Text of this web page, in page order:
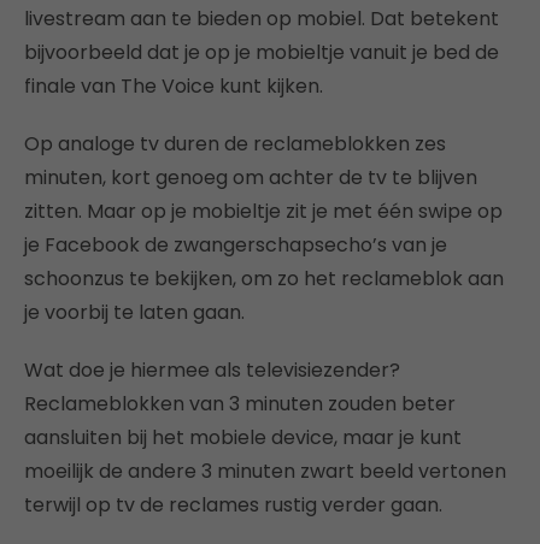
livestream aan te bieden op mobiel. Dat betekent
bijvoorbeeld dat je op je mobieltje vanuit je bed de
finale van The Voice kunt kijken.
Op analoge tv duren de reclameblokken zes
minuten, kort genoeg om achter de tv te blijven
zitten. Maar op je mobieltje zit je met één swipe op
je Facebook de zwangerschapsecho’s van je
schoonzus te bekijken, om zo het reclameblok aan
je voorbij te laten gaan.
Wat doe je hiermee als televisiezender?
Reclameblokken van 3 minuten zouden beter
aansluiten bij het mobiele device, maar je kunt
moeilijk de andere 3 minuten zwart beeld vertonen
terwijl op tv de reclames rustig verder gaan.